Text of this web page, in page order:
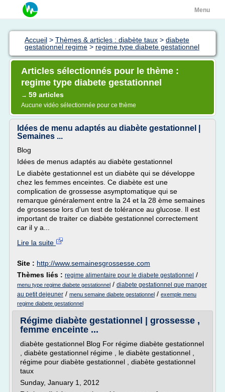
Menu
Accueil > Thèmes & articles : diabète taux > diabete
gestationnel regime > regime type diabete gestationnel
Articles sélectionnés pour le thème :
regime type diabete gestationnel
→ 59 articles
Aucune vidéo sélectionnée pour ce thème
Idées de menu adaptés au diabète gestationnel |
Semaines ...
Blog
Idées de menus adaptés au diabète gestationnel
Le diabète gestationnel est un diabète qui se développe
chez les femmes enceintes. Ce diabète est une
complication de grossesse asymptomatique qui se
remarque généralement entre la 24 et la 28 ème semaines
de grossesse lors d'un test de tolérance au glucose. Il est
important de traiter ce diabète gestationnel correctement
car il y a...
Lire la suite
Site : http://www.semainesgrossesse.com
Thèmes liés : regime alimentaire pour le diabete gestationnel /
menu type regime diabete gestationnel / diabete gestationnel que manger
au petit dejeuner / menu semaine diabete gestationnel / exemple menu
regime diabete gestationnel
Régime diabète gestationnel | grossesse ,
femme enceinte ...
diabète gestationnel Blog For régime diabète gestationnel
, diabète gestationnel régime , le diabète gestationnel ,
régime pour diabète gestationnel , diabète gestationnel
taux
Sunday, January 1, 2012